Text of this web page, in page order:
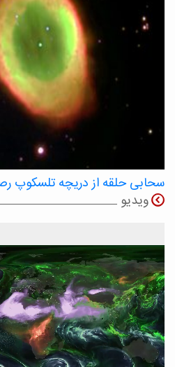
سحابی حلقه از دریچه تلسکوپ
ویدیو